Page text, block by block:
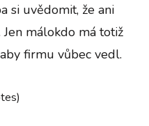
si uvědomit, že ani
málokdo má totiž
firmu vůbec vedl.